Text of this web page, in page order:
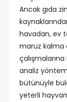
Ancak gıda
havadan, ev
maruz kalma
analiz
bütünüyle
yeterli